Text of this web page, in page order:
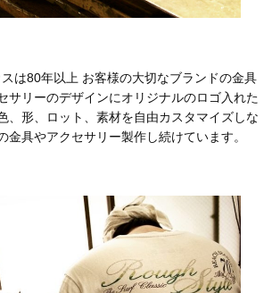
は80年以上 お客様の大切なブランドの金具
サリーのデザインにオリジナルのロゴ入れた
、形、ロット、素材を自由カスタマイズしな
金具やアクセサリー製作し続けています。